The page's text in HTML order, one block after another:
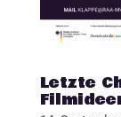
Letzte